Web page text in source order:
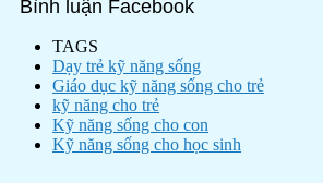
Bình luận Facebook
TAGS
Dạy trẻ kỹ năng sống
Giáo dục kỹ năng sống cho trẻ
kỹ năng cho trẻ
Kỹ năng sống cho con
Kỹ năng sống cho học sinh